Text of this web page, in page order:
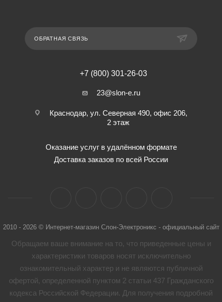
ОБРАТНАЯ СВЯЗЬ
+7 (800) 301-26-03
23@slon-e.ru
Краснодар, ул. Северная 490, офис 206,
2 этаж
Оказание услуг в удалённом формате
Доставка заказов по всей России
2010 - 2026 © Интернет-магазин Слон-Электроникс - официальный сайт
Обращаем ваше внимание на то, что приведенные цены и
характеристики товaров носят исключительно
ознакомительный характер и не являются публичной
офертой, определенной пунктом 2 статьи 437 Гражданского
кодекса Российской Федерации. Для получения подробной